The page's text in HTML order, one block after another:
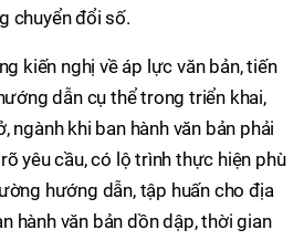
chuyển đổi số.
kiến nghị về áp lực văn bản, tiến
dẫn cụ thể trong triển khai,
ngành khi ban hành văn bản phải
yêu cầu, có lộ trình thực hiện phù
hướng dẫn, tập huấn cho địa
hành văn bản dồn dập, thời gian